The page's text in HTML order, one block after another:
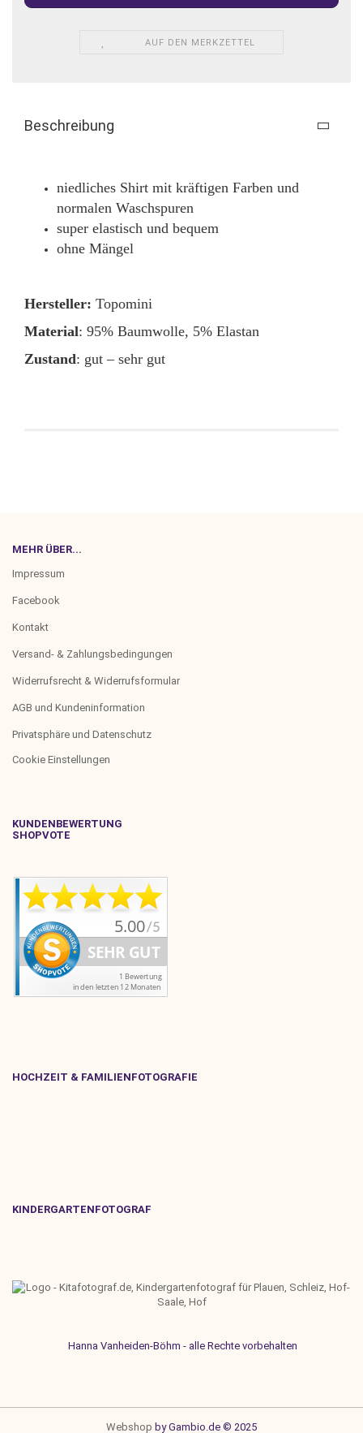
AUF DEN MERKZETTEL
Beschreibung
niedliches Shirt mit kräftigen Farben und
normalen Waschspuren
super elastisch und bequem
ohne Mängel
Hersteller: Topomini
Material: 95% Baumwolle, 5% Elastan
Zustand: gut – sehr gut
MEHR ÜBER...
Impressum
Facebook
Kontakt
Versand- & Zahlungsbedingungen
Widerrufsrecht & Widerrufsformular
AGB und Kundeninformation
Privatsphäre und Datenschutz
Cookie Einstellungen
KUNDENBEWERTUNG
SHOPVOTE
HOCHZEIT & FAMILIENFOTOGRAFIE
KINDERGARTENFOTOGRAF
Hanna Vanheiden-Böhm - alle Rechte vorbehalten
Webshop by Gambio.de © 2025